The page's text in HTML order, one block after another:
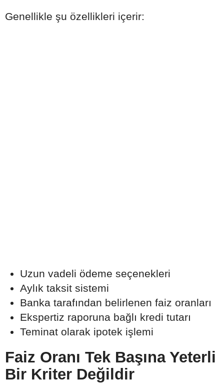
Genellikle şu özellikleri içerir:
Uzun vadeli ödeme seçenekleri
Aylık taksit sistemi
Banka tarafından belirlenen faiz oranları
Ekspertiz raporuna bağlı kredi tutarı
Teminat olarak ipotek işlemi
Faiz Oranı Tek Başına Yeterli
Bir Kriter Değildir